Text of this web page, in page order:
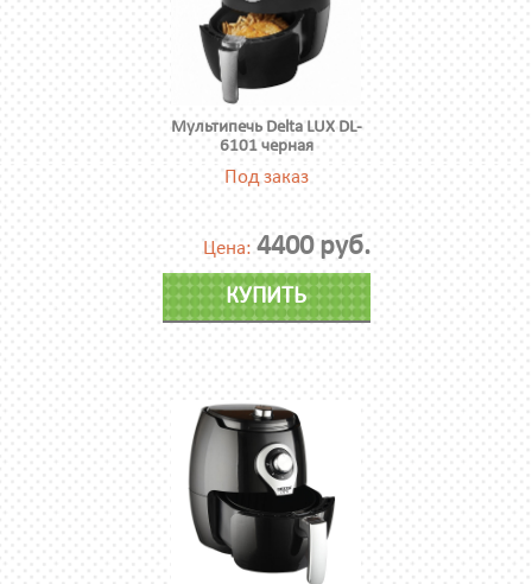
Мультипечь Delta LUX DL-
6101 черная
Под заказ
Цена: 4400 руб.
КУПИТЬ